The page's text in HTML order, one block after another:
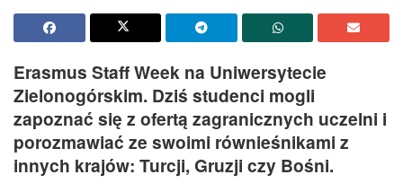
Erasmus Staff Week na Uniwersytecie
Zielonogórskim. Dziś studenci mogli
zapoznać się z ofertą zagranicznych uczelni i
porozmawiać ze swoimi równieśnikami z
innych krajów: Turcji, Gruzji czy Bośni.